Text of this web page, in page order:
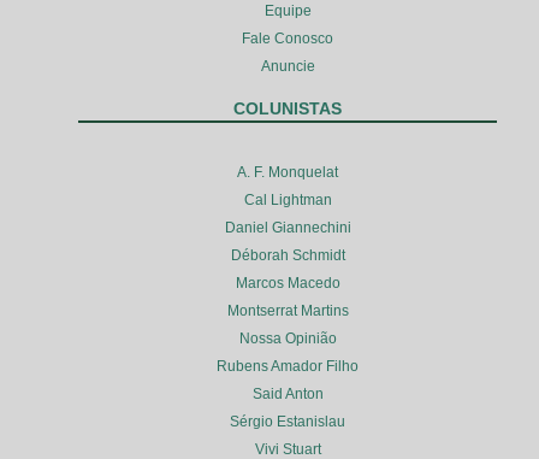
Equipe
Fale Conosco
Anuncie
COLUNISTAS
A. F. Monquelat
Cal Lightman
Daniel Giannechini
Déborah Schmidt
Marcos Macedo
Montserrat Martins
Nossa Opinião
Rubens Amador Filho
Said Anton
Sérgio Estanislau
Vivi Stuart